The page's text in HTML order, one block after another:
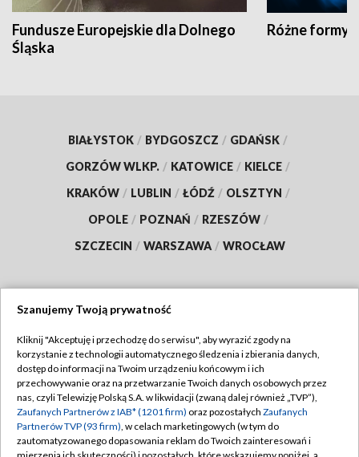
Fundusze Europejskie dla Dolnego
Śląska
Różne formy
BIAŁYSTOK / BYDGOSZCZ / GDAŃSK /
GORZÓW WLKP. / KATOWICE / KIELCE /
KRAKÓW / LUBLIN / ŁÓDŹ / OLSZTYN /
OPOLE / POZNAŃ / RZESZÓW /
SZCZECIN / WARSZAWA / WROCŁAW
TVP
Abonament TVP
Emisja w TVP
Centrum informacji TVP
Regulamin TVP
Polityka prywatności
Moje zgody
Szanujemy Twoją prywatność
Kliknij "Akceptuję i przechodzę do serwisu", aby wyrazić zgody na
korzystanie z technologii automatycznego śledzenia i zbierania danych,
dostęp do informacji na Twoim urządzeniu końcowym i ich
przechowywanie oraz na przetwarzanie Twoich danych osobowych przez
nas, czyli Telewizję Polską S.A. w likwidacji (zwaną dalej również „TVP”),
Zaufanych Partnerów z IAB* (1201 firm) oraz pozostałych Zaufanych
Partnerów TVP (93 firm), w celach marketingowych (w tym do
zautomatyzowanego dopasowania reklam do Twoich zainteresowań i